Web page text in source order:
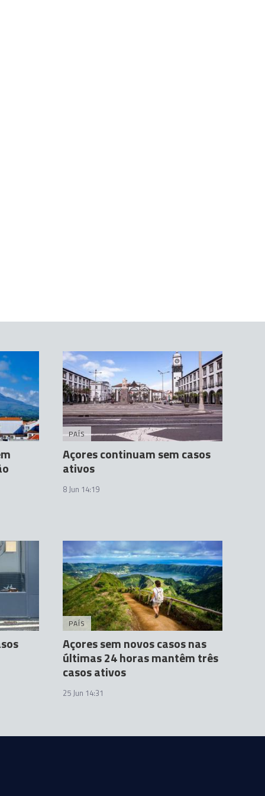
PAÍS
Açores continuam sem casos
ativos
8 Jun 14:19
PAÍS
Açores sem novos casos nas
últimas 24 horas mantêm três
casos ativos
25 Jun 14:31